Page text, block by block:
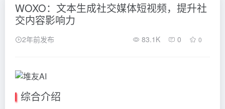
WOXO：文本生成社交媒体短视频，提升社
交内容影响力
2年前发布 83.1K 0 0
综合介绍